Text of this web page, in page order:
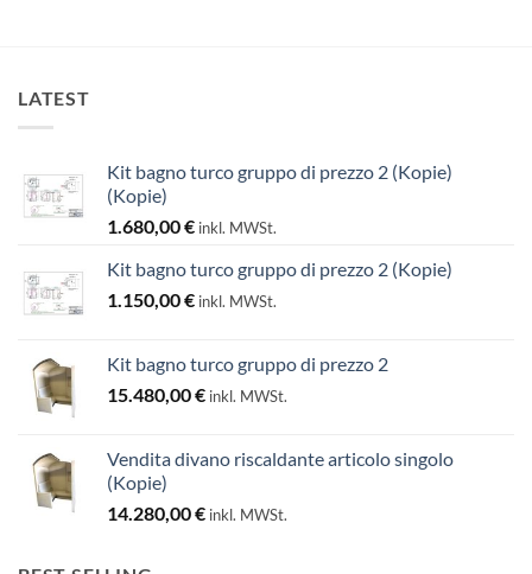
LATEST
Kit bagno turco gruppo di prezzo 2 (Kopie)
(Kopie)
1.680,00€ inkl. MWSt.
Kit bagno turco gruppo di prezzo 2 (Kopie)
1.150,00€ inkl. MWSt.
Kit bagno turco gruppo di prezzo 2
15.480,00€ inkl. MWSt.
Vendita divano riscaldante articolo singolo
(Kopie)
14.280,00€ inkl. MWSt.